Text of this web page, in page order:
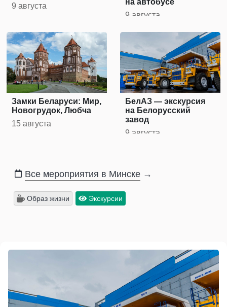
9 августа
на автобусе
9 августа
Замки Беларуси: Мир,
Новогрудок, Любча
15 августа
БелАЗ — экскурсия
на Белорусский
завод
9 августа
Все мероприятия в Минске →
Образ жизни Экскурсии